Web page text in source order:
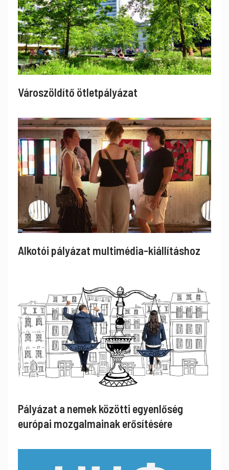
Városzöldítő ötletpályázat
Alkotói pályázat multimédia-kiállításhoz
Pályázat a nemek közötti egyenlőség
európai mozgalmainak erősítésére